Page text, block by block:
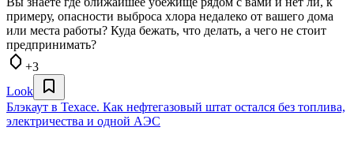
примеру, опасности выброса хлора недалеко от вашего дома
или места работы? Куда бежать, что делать, а чего не стоит
предпринимать?
+3
Look
Блэкаут в Техасе. Как нефтегазовый штат остался без топлива,
электричества и одной АЭС